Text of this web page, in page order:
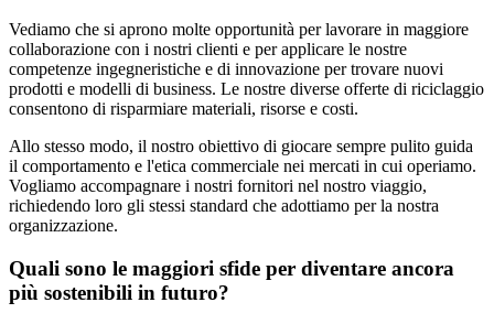
Vediamo che si aprono molte opportunità per lavorare in maggiore
collaborazione con i nostri clienti e per applicare le nostre
competenze ingegneristiche e di innovazione per trovare nuovi
prodotti e modelli di business. Le nostre diverse offerte di riciclaggio
consentono di risparmiare materiali, risorse e costi.
Allo stesso modo, il nostro obiettivo di giocare sempre pulito guida
il comportamento e l'etica commerciale nei mercati in cui operiamo.
Vogliamo accompagnare i nostri fornitori nel nostro viaggio,
richiedendo loro gli stessi standard che adottiamo per la nostra
organizzazione.
Quali sono le maggiori sfide per diventare ancora
più sostenibili in futuro?